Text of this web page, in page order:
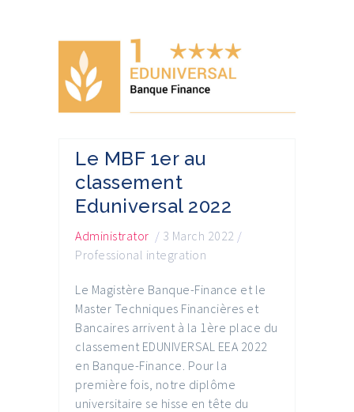
Le MBF 1er au
classement
Eduniversal 2022
Administrator / 3 March 2022 /
Professional integration
Le Magistère Banque-Finance et le
Master Techniques Financières et
Bancaires arrivent à la 1ère place du
classement EDUNIVERSAL EEA 2022
en Banque-Finance. Pour la
première fois, notre diplôme
universitaire se hisse en tête du